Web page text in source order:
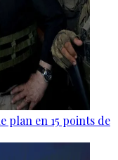
plan en 15 points de